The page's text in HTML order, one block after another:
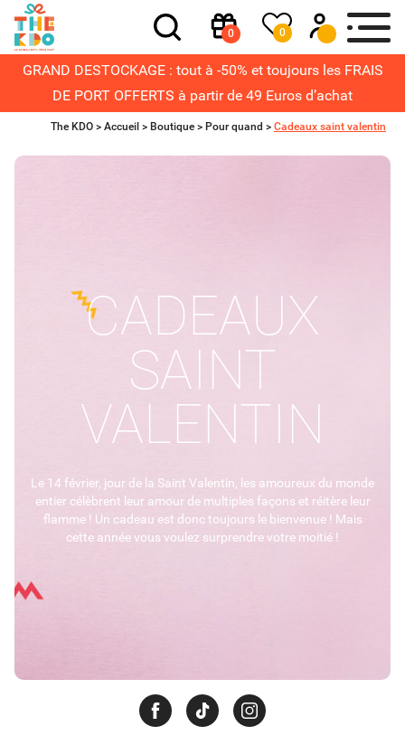
0 0
GRAND DESTOCKAGE : tout à -50% et toujours les FRAIS
DE PORT OFFERTS à partir de 49 Euros d’achat
The KDO > Accueil > Boutique > Pour quand > Cadeaux saint valentin
CADEAUX
SAINT
VALENTIN
Le 14 février, jour de la Saint Valentin, les amoureux du monde
entier célèbrent leur amour de multiples façons et réitère leur
flamme ! Un cadeau est donc toujours le bienvenue ! Mais
cette année vous voulez surprendre votre moitié !